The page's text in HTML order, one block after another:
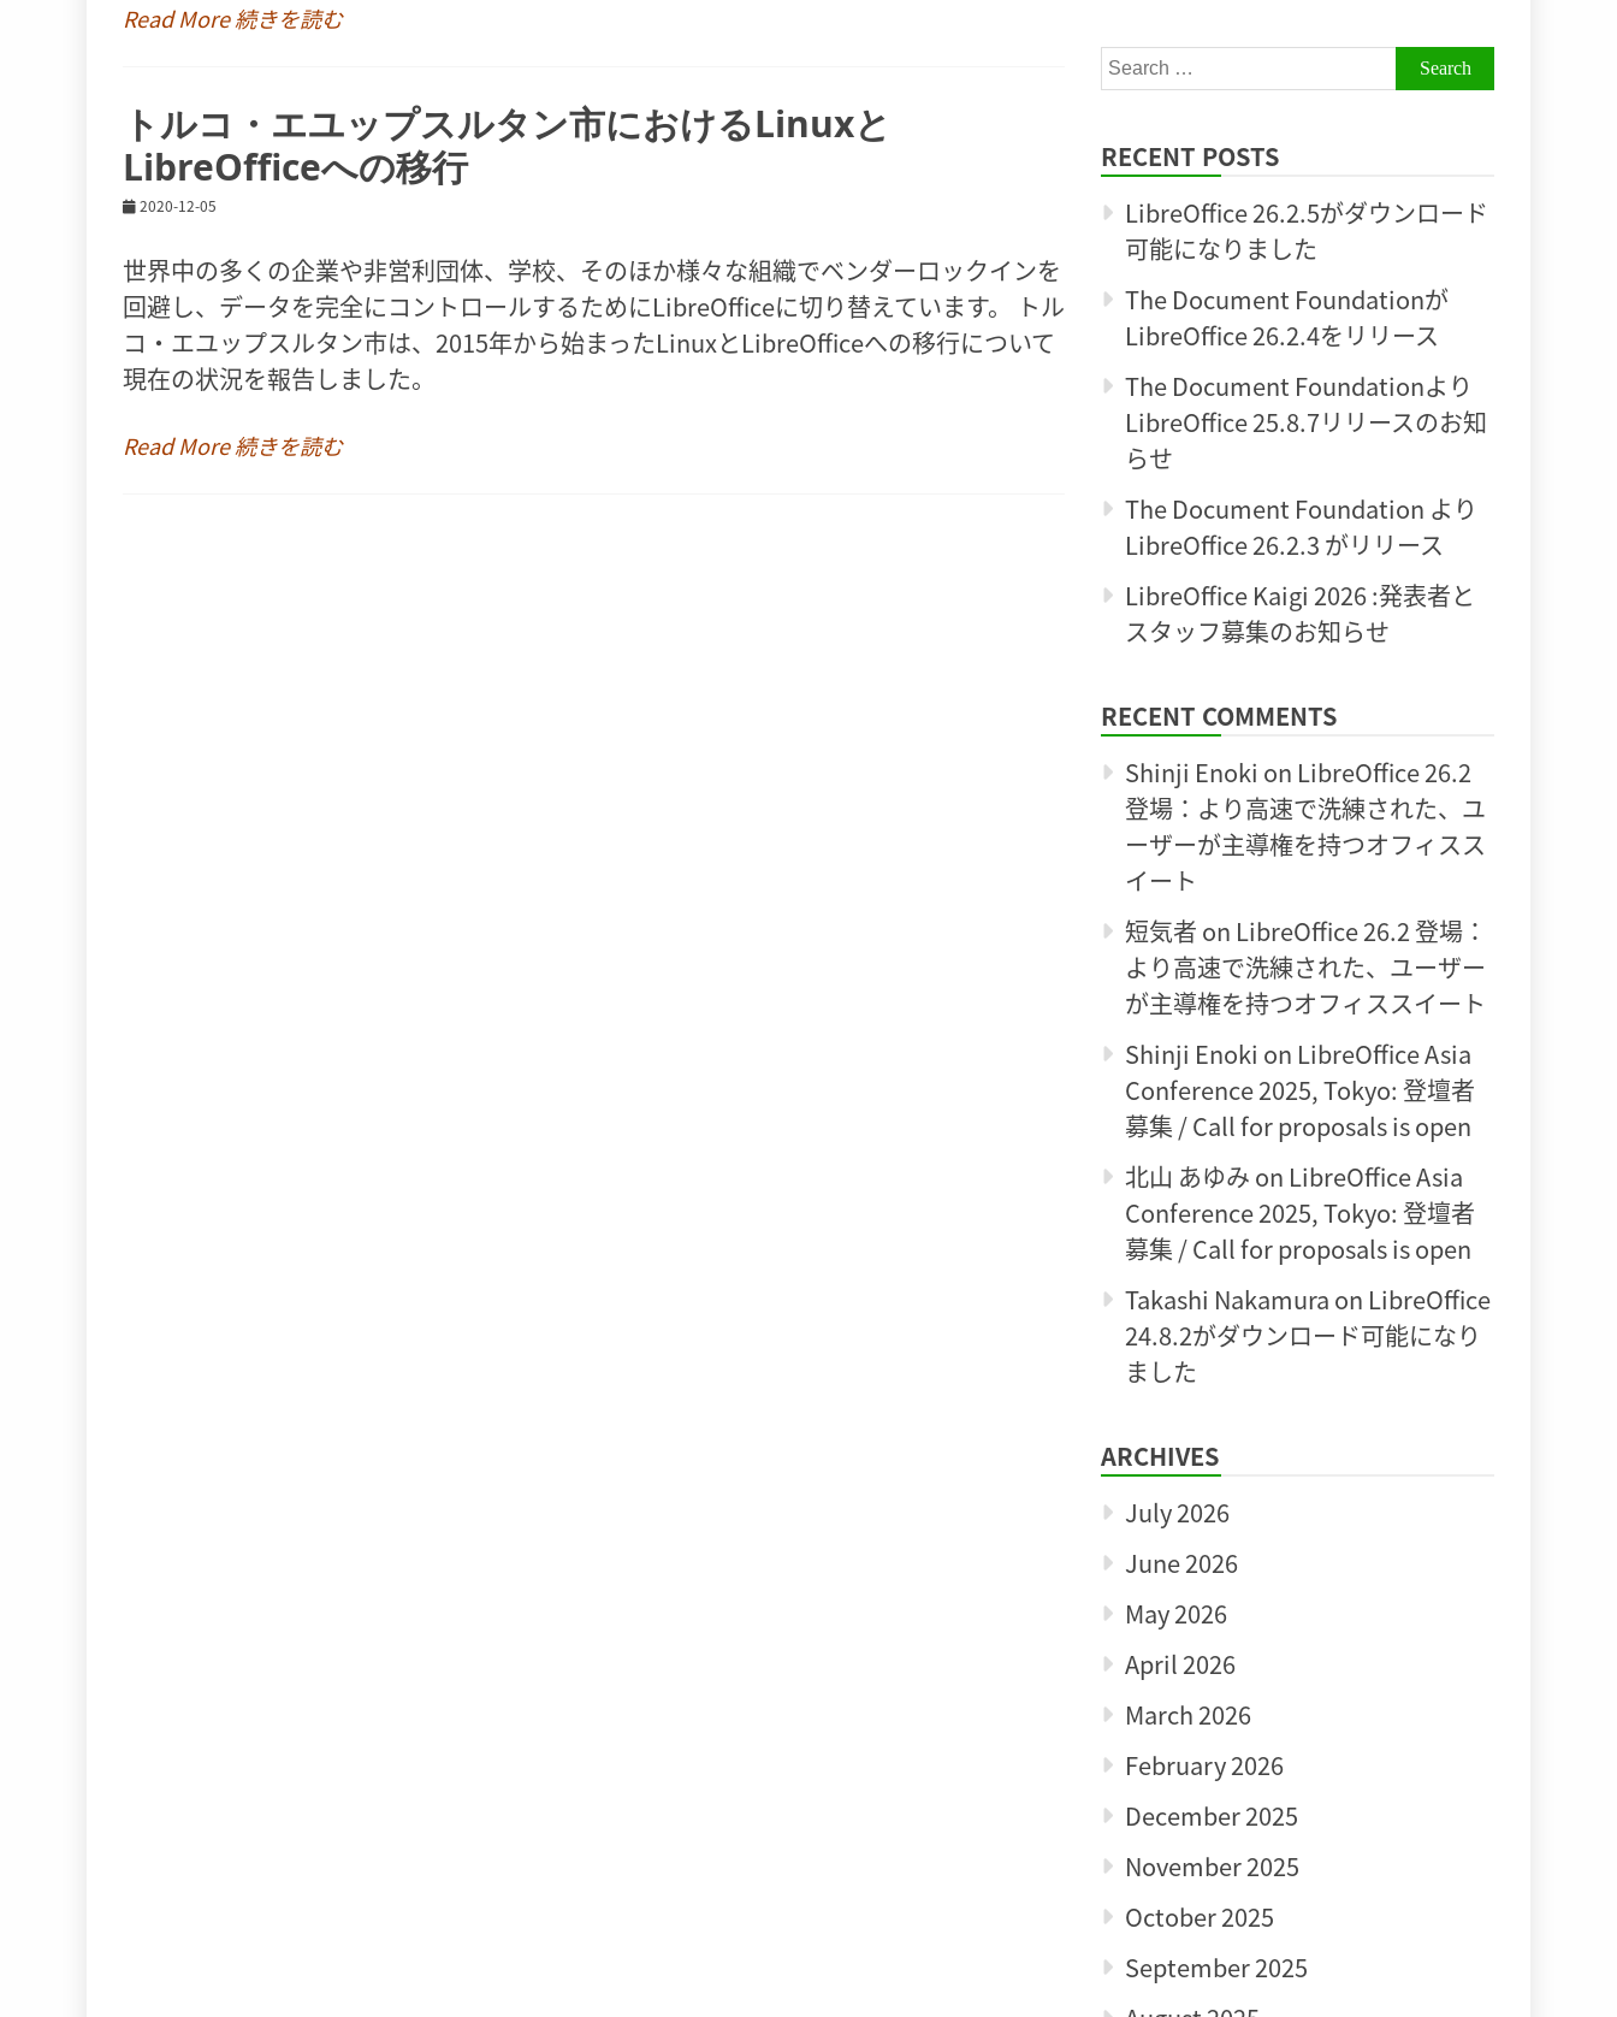
Read More 続きを読む
トルコ・エユップスルタン市におけるLinuxと
LibreOfficeへの移行
2020-12-05
世界中の多くの企業や非営利団体、学校、そのほか様々な組織でベンダーロックインを
回避し、データを完全にコントロールするためにLibreOfficeに切り替えています。 トル
コ・エユップスルタン市は、2015年から始まったLinuxとLibreOfficeへの移行について
現在の状況を報告しました。
Read More 続きを読む
Search
for:
RECENT POSTS
LibreOffice 26.2.5がダウンロード
可能になりました
The Document Foundationが
LibreOffice 26.2.4をリリース
The Document Foundationより
LibreOffice 25.8.7リリースのお知
らせ
The Document Foundation より
LibreOffice 26.2.3 がリリース
LibreOffice Kaigi 2026 :発表者と
スタッフ募集のお知らせ
RECENT COMMENTS
Shinji Enoki on LibreOffice 26.2
登場：より高速で洗練された、ユ
ーザーが主導権を持つオフィスス
イート
短気者 on LibreOffice 26.2 登場：
より高速で洗練された、ユーザー
が主導権を持つオフィススイート
Shinji Enoki on LibreOffice Asia
Conference 2025, Tokyo: 登壇者
募集 / Call for proposals is open
北山 あゆみ on LibreOffice Asia
Conference 2025, Tokyo: 登壇者
募集 / Call for proposals is open
Takashi Nakamura on LibreOffice
24.8.2がダウンロード可能になり
ました
ARCHIVES
July 2026
June 2026
May 2026
April 2026
March 2026
February 2026
December 2025
November 2025
October 2025
September 2025